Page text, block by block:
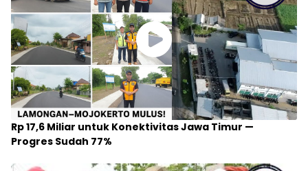
Rp 17,6 Miliar untuk Konektivitas Jawa Timur —
Progres Sudah 77%